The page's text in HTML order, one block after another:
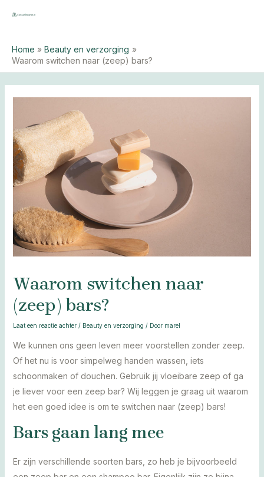
inhoud
Home
Beauty en verzorging
Waarom switchen naar (zeep) bars?
Waarom switchen naar
(zeep) bars?
Laat een reactie achter / Beauty en verzorging / Door marel
We kunnen ons geen leven meer voorstellen zonder zeep.
Of het nu is voor simpelweg handen wassen, iets
schoonmaken of douchen. Gebruik jij vloeibare zeep of ga
je liever voor een zeep bar? Wij leggen je graag uit waarom
het een goed idee is om te switchen naar (zeep) bars!
Bars gaan lang mee
Er zijn verschillende soorten bars, zo heb je bijvoorbeeld